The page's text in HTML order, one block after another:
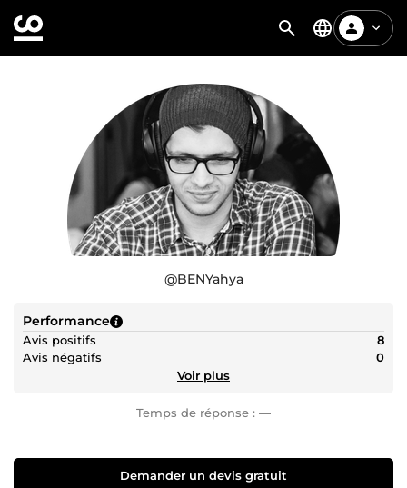
@BENYahya
Performance
Avis positifs
8
Avis négatifs
0
Voir plus
Temps de réponse : —
Demander un devis gratuit